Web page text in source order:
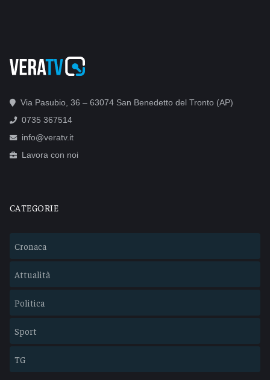
Via Pasubio, 36 – 63074 San Benedetto del Tronto (AP)
0735 367514
info@veratv.it
Lavora con noi
CATEGORIE
Cronaca
Attualità
Politica
Sport
TG